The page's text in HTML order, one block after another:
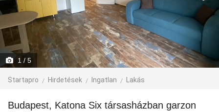
1 / 5
Startapro Hirdetések Ingatlan Lakás
Budapest, Katona Six társasházban garzon